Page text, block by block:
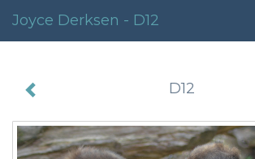
Joyce Derksen - D12
D12